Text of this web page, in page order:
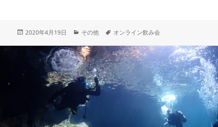
投
2020年4月19日
カ
ゴ
リ
ー
その他
タ
オンライン飲み会